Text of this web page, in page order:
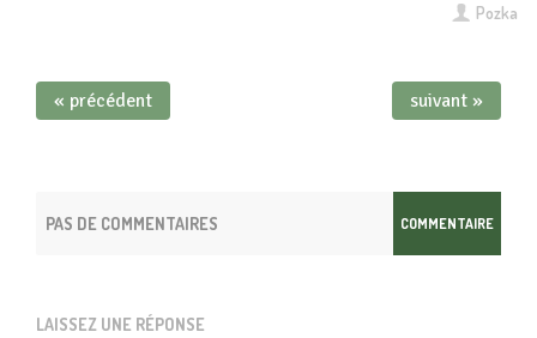
Pozka
« précédent suivant »
COMMENTAIRE
PAS DE COMMENTAIRES
LAISSEZ UNE RÉPONSE